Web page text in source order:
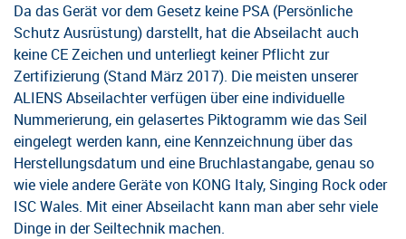
Da das Gerät vor dem Gesetz keine PSA (Persönliche
Schutz Ausrüstung) darstellt, hat die Abseilacht auch
keine CE Zeichen und unterliegt keiner Pflicht zur
Zertifizierung (Stand März 2017). Die meisten unserer
ALIENS Abseilachter verfügen über eine individuelle
Nummerierung, ein gelasertes Piktogramm wie das Seil
eingelegt werden kann, eine Kennzeichnung über das
Herstellungsdatum und eine Bruchlastangabe, genau so
wie viele andere Geräte von KONG Italy, Singing Rock oder
ISC Wales. Mit einer Abseilacht kann man aber sehr viele
Dinge in der Seiltechnik machen.